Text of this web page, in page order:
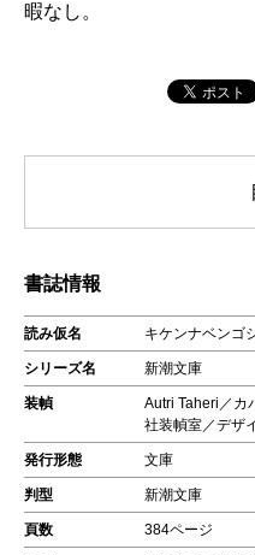
暇なし。
書誌情報
読み仮名 キケンナベンゴ
シリーズ名 新潮文庫
装幀
Autri Taheri／カ
社装幀室／デザ
発行形態 文庫
判型 新潮文庫
頁数 384ページ